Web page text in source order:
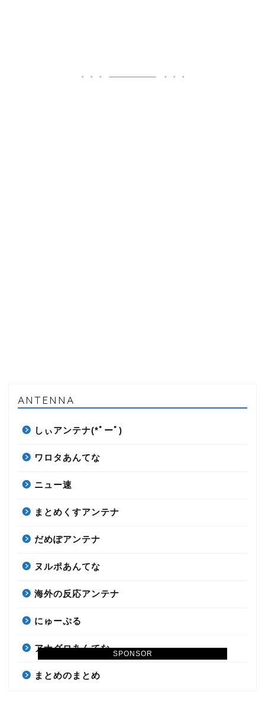
SPONSOR
ANTENNA
しぃアンテナ(*ﾟーﾟ)
ワロタあんてな
ニュー速
まとめくすアンテナ
だめぽアンテナ
ヌルポあんてな
海外の反応アンテナ
にゅーぷる
アナグロあんてな
まとめのまとめ